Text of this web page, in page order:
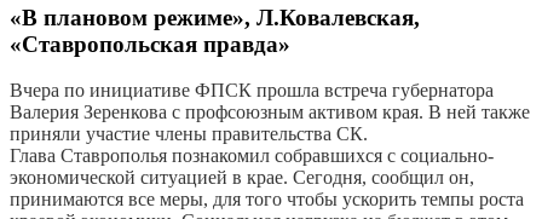
«В плановом режиме», Л.Ковалевская,
«Ставропольская правда»
Вчера по инициативе ФПСК прошла встреча губернатора
Валерия Зеренкова с профсоюзным активом края. В ней также
приняли участие члены правительства СК.
Глава Ставрополья познакомил собравшихся с социально-
экономической ситуацией в крае. Сегодня, сообщил он,
принимаются все меры, для того чтобы ускорить темпы роста